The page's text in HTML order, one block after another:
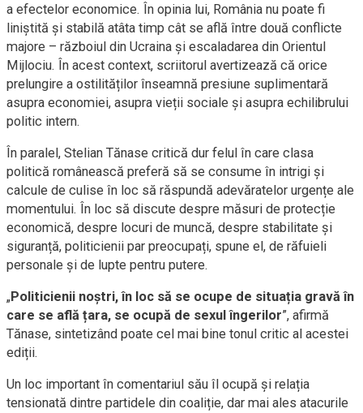
a efectelor economice. În opinia lui, România nu poate fi
liniștită și stabilă atâta timp cât se află între două conflicte
majore – războiul din Ucraina și escaladarea din Orientul
Mijlociu. În acest context, scriitorul avertizează că orice
prelungire a ostilităților înseamnă presiune suplimentară
asupra economiei, asupra vieții sociale și asupra echilibrului
politic intern.
În paralel, Stelian Tănase critică dur felul în care clasa
politică românească preferă să se consume în intrigi și
calcule de culise în loc să răspundă adevăratelor urgențe ale
momentului. În loc să discute despre măsuri de protecție
economică, despre locuri de muncă, despre stabilitate și
siguranță, politicienii par preocupați, spune el, de răfuieli
personale și de lupte pentru putere.
„Politicienii noștri, în loc să se ocupe de situația gravă în
care se află țara, se ocupă de sexul îngerilor”, afirmă
Tănase, sintetizând poate cel mai bine tonul critic al acestei
ediții.
Un loc important în comentariul său îl ocupă și relația
tensionată dintre partidele din coaliție, dar mai ales atacurile